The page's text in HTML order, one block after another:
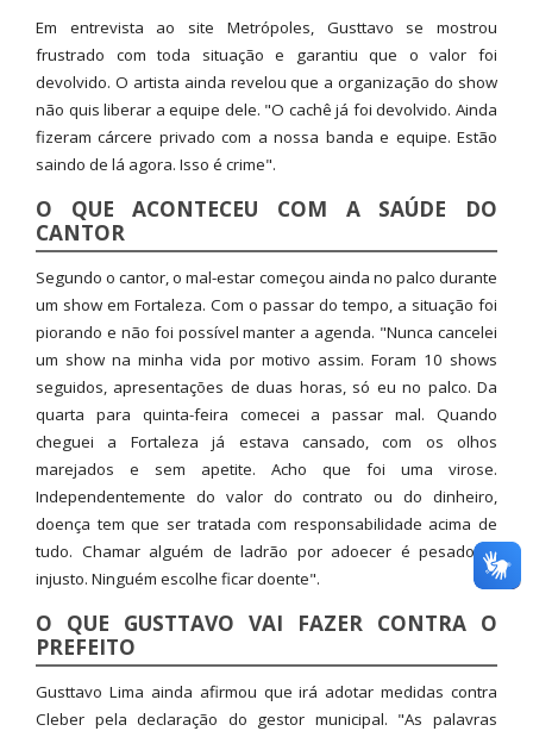
Em entrevista ao site Metrópoles, Gusttavo se mostrou
frustrado com toda situação e garantiu que o valor foi
devolvido. O artista ainda revelou que a organização do show
não quis liberar a equipe dele. "O cachê já foi devolvido. Ainda
fizeram cárcere privado com a nossa banda e equipe. Estão
saindo de lá agora. Isso é crime".
O QUE ACONTECEU COM A SAÚDE DO
CANTOR
Segundo o cantor, o mal-estar começou ainda no palco durante
um show em Fortaleza. Com o passar do tempo, a situação foi
piorando e não foi possível manter a agenda. "Nunca cancelei
um show na minha vida por motivo assim. Foram 10 shows
seguidos, apresentações de duas horas, só eu no palco. Da
quarta para quinta-feira comecei a passar mal. Quando
cheguei a Fortaleza já estava cansado, com os olhos
marejados e sem apetite. Acho que foi uma virose.
Independentemente do valor do contrato ou do dinheiro,
doença tem que ser tratada com responsabilidade acima de
tudo. Chamar alguém de ladrão por adoecer é pesado, é
injusto. Ninguém escolhe ficar doente".
O QUE GUSTTAVO VAI FAZER CONTRA O
PREFEITO
Gusttavo Lima ainda afirmou que irá adotar medidas contra
Cleber pela declaração do gestor municipal. "As palavras